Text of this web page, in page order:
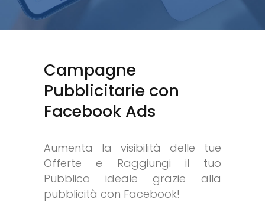
Campagne
Pubblicitarie con
Facebook Ads
Aumenta la visibilità delle tue
Offerte e Raggiungi il tuo
Pubblico ideale grazie alla
pubblicità con Facebook!